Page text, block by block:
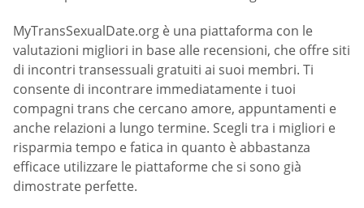
MyTransSexualDate.org è una piattaforma con le
valutazioni migliori in base alle recensioni, che offre siti
di incontri transessuali gratuiti ai suoi membri. Ti
consente di incontrare immediatamente i tuoi
compagni trans che cercano amore, appuntamenti e
anche relazioni a lungo termine. Scegli tra i migliori e
risparmia tempo e fatica in quanto è abbastanza
efficace utilizzare le piattaforme che si sono già
dimostrate perfette.